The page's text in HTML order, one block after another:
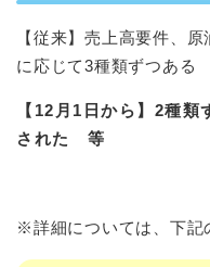
【従来】売上高要件、
に応じて3種類ずつある
【12月1日から】2種
された 等
※詳細については、下記